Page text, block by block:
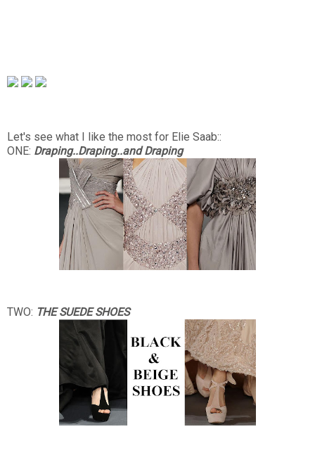
Let's see what I like the most for Elie Saab::
ONE: Draping..Draping..and Draping
TWO: THE SUEDE SHOES